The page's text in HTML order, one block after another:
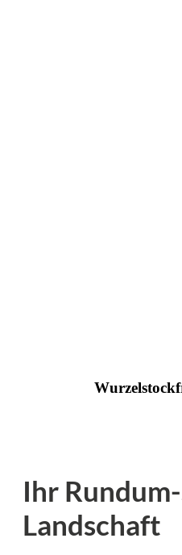
Ihr
Landschaft